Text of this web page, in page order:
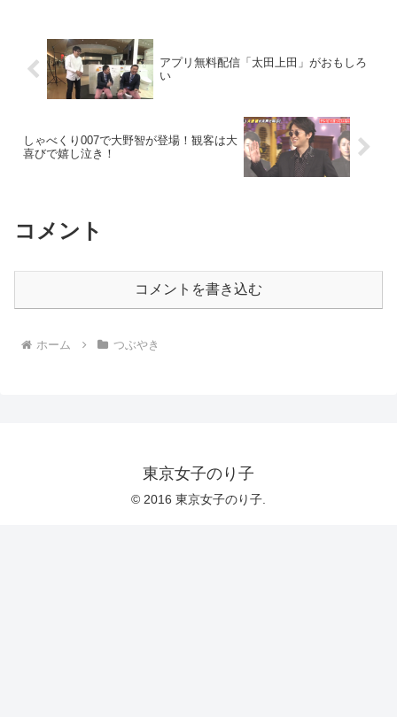
アプリ無料配信「太田上田」がおもしろ
い
しゃべくり007で大野智が登場！観客は大
喜びで嬉し泣き！
コメント
コメントを書き込む
ホーム つぶやき
東京女子のり子
© 2016 東京女子のり子.